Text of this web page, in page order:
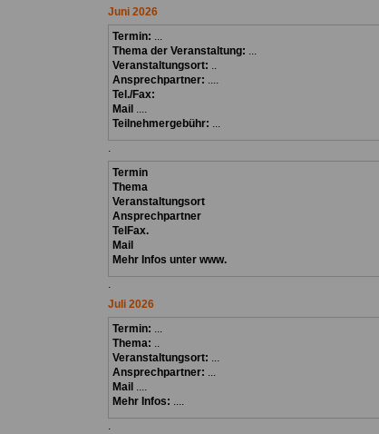
Juni 2026
Termin: ...
Thema der Veranstaltung: ...
Veranstaltungsort: ..
Ansprechpartner: ....
Tel./Fax:
Mail ....
Teilnehmergebühr: ...
.
Termin
Thema
Veranstaltungsort
Ansprechpartner
TelFax.
Mail
Mehr Infos unter www.
.
Juli 2026
Termin: ...
Thema: ..
Veranstaltungsort: ...
Ansprechpartner: ...
Mail ....
Mehr Infos: ....
.